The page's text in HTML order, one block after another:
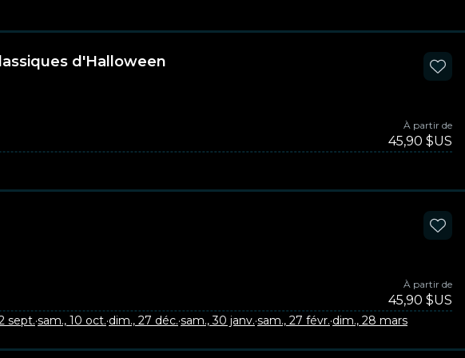
d'Halloween
À partir de
45,90 $US
À partir de
45,90 $US
sept.·sam., 10 oct.·dim., 27 déc.·sam., 30 janv.·sam., 27 févr.·dim., 28 mars